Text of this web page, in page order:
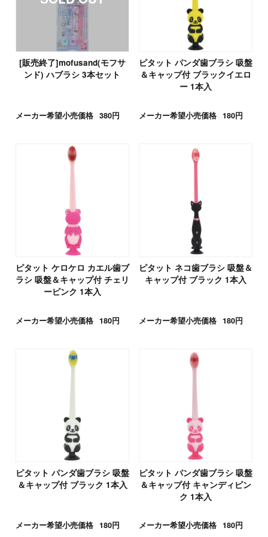
[販売終了]mofusand(モフサ
ンド) ハブラシ 3本セット
メーカー希望小売価格 380円
ピタット パンダ歯ブラシ 吸盤
＆キャップ付 ブラックイエロ
ー 1本入
メーカー希望小売価格 180円
ピタット ケロケロ カエル歯ブ
ラシ 吸盤＆キャップ付 チェリ
ーピンク 1本入
メーカー希望小売価格 180円
ピタット ネコ歯ブラシ 吸盤＆
キャップ付 ブラック 1本入
メーカー希望小売価格 180円
ピタット パンダ歯ブラシ 吸盤
＆キャップ付 ブラック 1本入
メーカー希望小売価格 180円
ピタット パンダ歯ブラシ 吸盤
＆キャップ付 キャンディピン
ク 1本入
メーカー希望小売価格 180円